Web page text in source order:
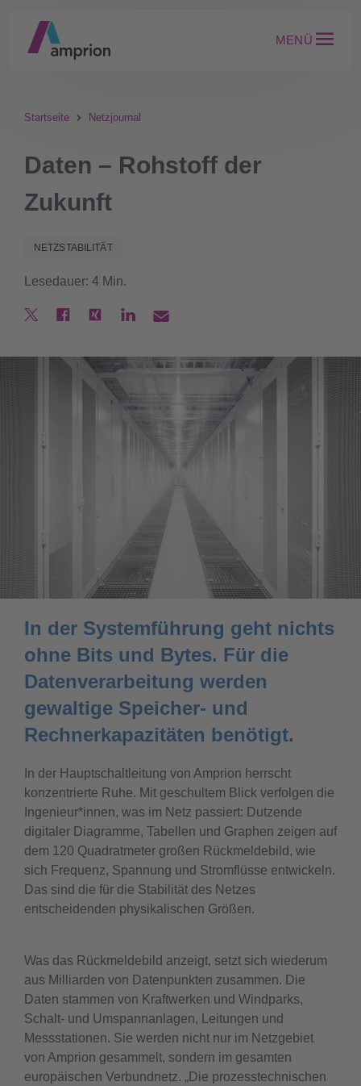
MENÜ
Startseite Netzjournal
Daten – Rohstoff der
Zukunft
NETZSTABILITÄT
Lesedauer: 4 Min.
In der Systemführung geht nichts
ohne Bits und Bytes. Für die
Datenverarbeitung werden
gewaltige Speicher- und
Rechnerkapazitäten benötigt.
In der Hauptschaltleitung von Amprion herrscht
konzentrierte Ruhe. Mit geschultem Blick verfolgen die
Ingenieur*innen, was im Netz passiert: Dutzende
digitaler Diagramme, Tabellen und Graphen zeigen auf
dem 120 Quadratmeter großen Rückmeldebild, wie
sich Frequenz, Spannung und Stromflüsse entwickeln.
Das sind die für die Stabilität des Netzes
entscheidenden physikalischen Größen.
Was das Rückmeldebild anzeigt, setzt sich wiederum
aus Milliarden von Datenpunkten zusammen. Die
Daten stammen von Kraftwerken und Windparks,
Schalt- und Umspannanlagen, Leitungen und
Messstationen. Sie werden nicht nur im Netzgebiet
von Amprion gesammelt, sondern im gesamten
europäischen Verbundnetz. „Die prozesstechnischen